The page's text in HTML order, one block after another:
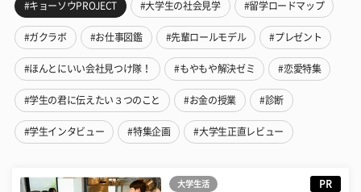
#キョーソウPROJECT #大学生の社会見学 #留学ロードマップ
#ガクラボ #お仕事図鑑 #先輩ロールモデル #プレゼント
#ほんとにいい会社見つけ隊！ #もやもや解決ゼミ #恋愛特集
#学生の君に伝えたい３つのこと #お金の授業 #診断
#学生インタビュー #特集企画 #大学生正直レビュー
大学生活 PR